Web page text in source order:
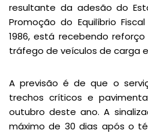
resultante da adesão do
Promoção do Equilíbrio
1986, está recebendo
tráfego de veículos de carga
A previsão é de que o
trechos críticos e
outubro deste ano. A
máximo de 30 dias após o